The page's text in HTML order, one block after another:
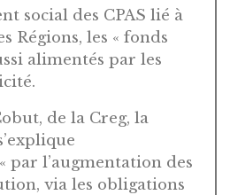
social des CPAS lié à
Régions, les « fonds
alimentés par les
de la Creg, la
par l’augmentation des
via les obligations